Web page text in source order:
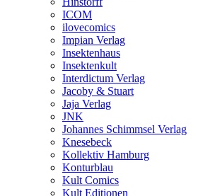
ICOM
ilovecomics
Impian Verlag
Insektenhaus
Insektenkult
Interdictum Verlag
Jacoby & Stuart
Jaja Verlag
JNK
Johannes Schimmsel Verlag
Knesebeck
Kollektiv Hamburg
Konturblau
Kult Comics
Kult Editionen